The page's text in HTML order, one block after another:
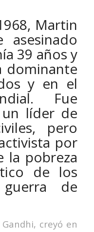
Martin
39 años y
dominante
y en el
Fue
líder de
pero
por
la pobreza
de los
de
creyó en